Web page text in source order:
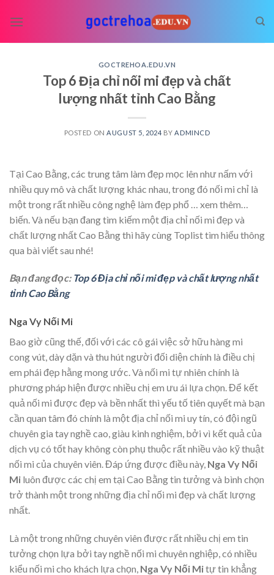
GOCTREHOA.EDU.VN
Top 6 Địa chỉ nối mi đẹp và chất
lượng nhất tỉnh Cao Bằng
POSTED ON AUGUST 5, 2024 BY ADMINCD
Tại Cao Bằng, các trung tâm làm đẹp mọc lên như nấm với
nhiều quy mô và chất lượng khác nhau, trong đó nối mi chỉ là
một trong rất nhiều công nghệ làm đẹp phổ
… xem thêm…
biến. Và nếu bạn đang tìm kiếm một địa chỉ nối mi đẹp và
chất lượng nhất Cao Bằng thì hãy cùng Toplist tìm hiểu thông
qua bài viết sau nhé!
Bạn đang đọc: Top 6 Địa chỉ nối mi đẹp và chất lượng nhất
tỉnh Cao Bằng
Nga Vy Nối Mi
Bao giờ cũng thế, đối với các cô gái việc sở hữu hàng mi
cong vút, dày dặn và thu hút người đối diện chính là điều chị
em phái đẹp hằng mong ước. Và nối mi tự nhiên chính là
phương pháp hiện được nhiều chị em ưu ái lựa chọn. Để kết
quả nối mi được đẹp và bền nhất thì yếu tố tiên quyết mà bạn
cần quan tâm đó chính là một địa chỉ nối mi uy tín, có đội ngũ
chuyên gia tay nghề cao, giàu kinh nghiệm, bởi vì kết quả của
dịch vụ có tốt hay không còn phụ thuộc rất nhiều vào kỹ thuật
nối mi của chuyên viên. Đáp ứng được điều này, Nga Vy Nối
Mi luôn được các chị em tại Cao Bằng tin tưởng và bình chọn
trở thành một trong những địa chỉ nối mi đẹp và chất lượng
nhất.
Là một trong những chuyên viên được rất nhiều chị em tin
tưởng chọn lựa bởi tay nghề nối mi chuyên nghiệp, có nhiều
kiểu nối mi cho khách lựa chọn, Nga Vy Nối Mitự tin khẳng